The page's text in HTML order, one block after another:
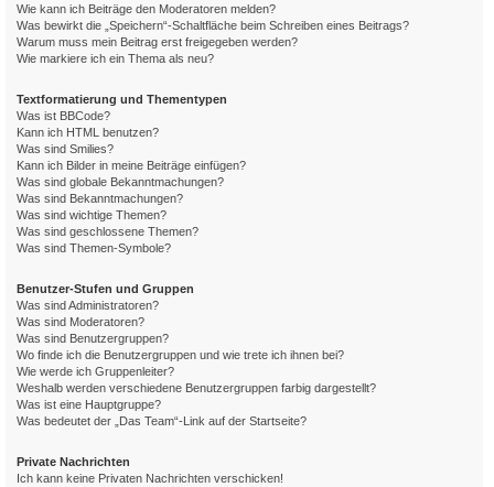
Wie kann ich Beiträge den Moderatoren melden?
Was bewirkt die „Speichern“-Schaltfläche beim Schreiben eines Beitrags?
Warum muss mein Beitrag erst freigegeben werden?
Wie markiere ich ein Thema als neu?
Textformatierung und Thementypen
Was ist BBCode?
Kann ich HTML benutzen?
Was sind Smilies?
Kann ich Bilder in meine Beiträge einfügen?
Was sind globale Bekanntmachungen?
Was sind Bekanntmachungen?
Was sind wichtige Themen?
Was sind geschlossene Themen?
Was sind Themen-Symbole?
Benutzer-Stufen und Gruppen
Was sind Administratoren?
Was sind Moderatoren?
Was sind Benutzergruppen?
Wo finde ich die Benutzergruppen und wie trete ich ihnen bei?
Wie werde ich Gruppenleiter?
Weshalb werden verschiedene Benutzergruppen farbig dargestellt?
Was ist eine Hauptgruppe?
Was bedeutet der „Das Team“-Link auf der Startseite?
Private Nachrichten
Ich kann keine Privaten Nachrichten verschicken!